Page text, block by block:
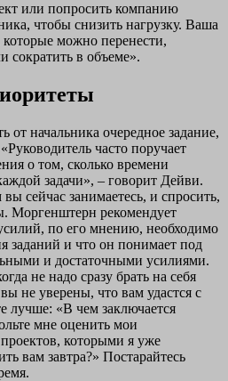
или попросить компанию
чтобы снизить нагрузку. Ваша
можно перенести,
сократить в объеме».
от начальника очередное задание,
часто поручает
о том, сколько времени
задачи», – говорит Дейви.
сейчас занимаетесь, и спросить,
Моргенштерн рекомендует
по его мнению, необходимо
заданий и что он понимает под
и достаточными усилиями.
не надо сразу брать на себя
не уверены, что вам удастся с
лучше: «В чем заключается
мне оценить мои
которыми я уже
вам завтра?» Постарайтесь